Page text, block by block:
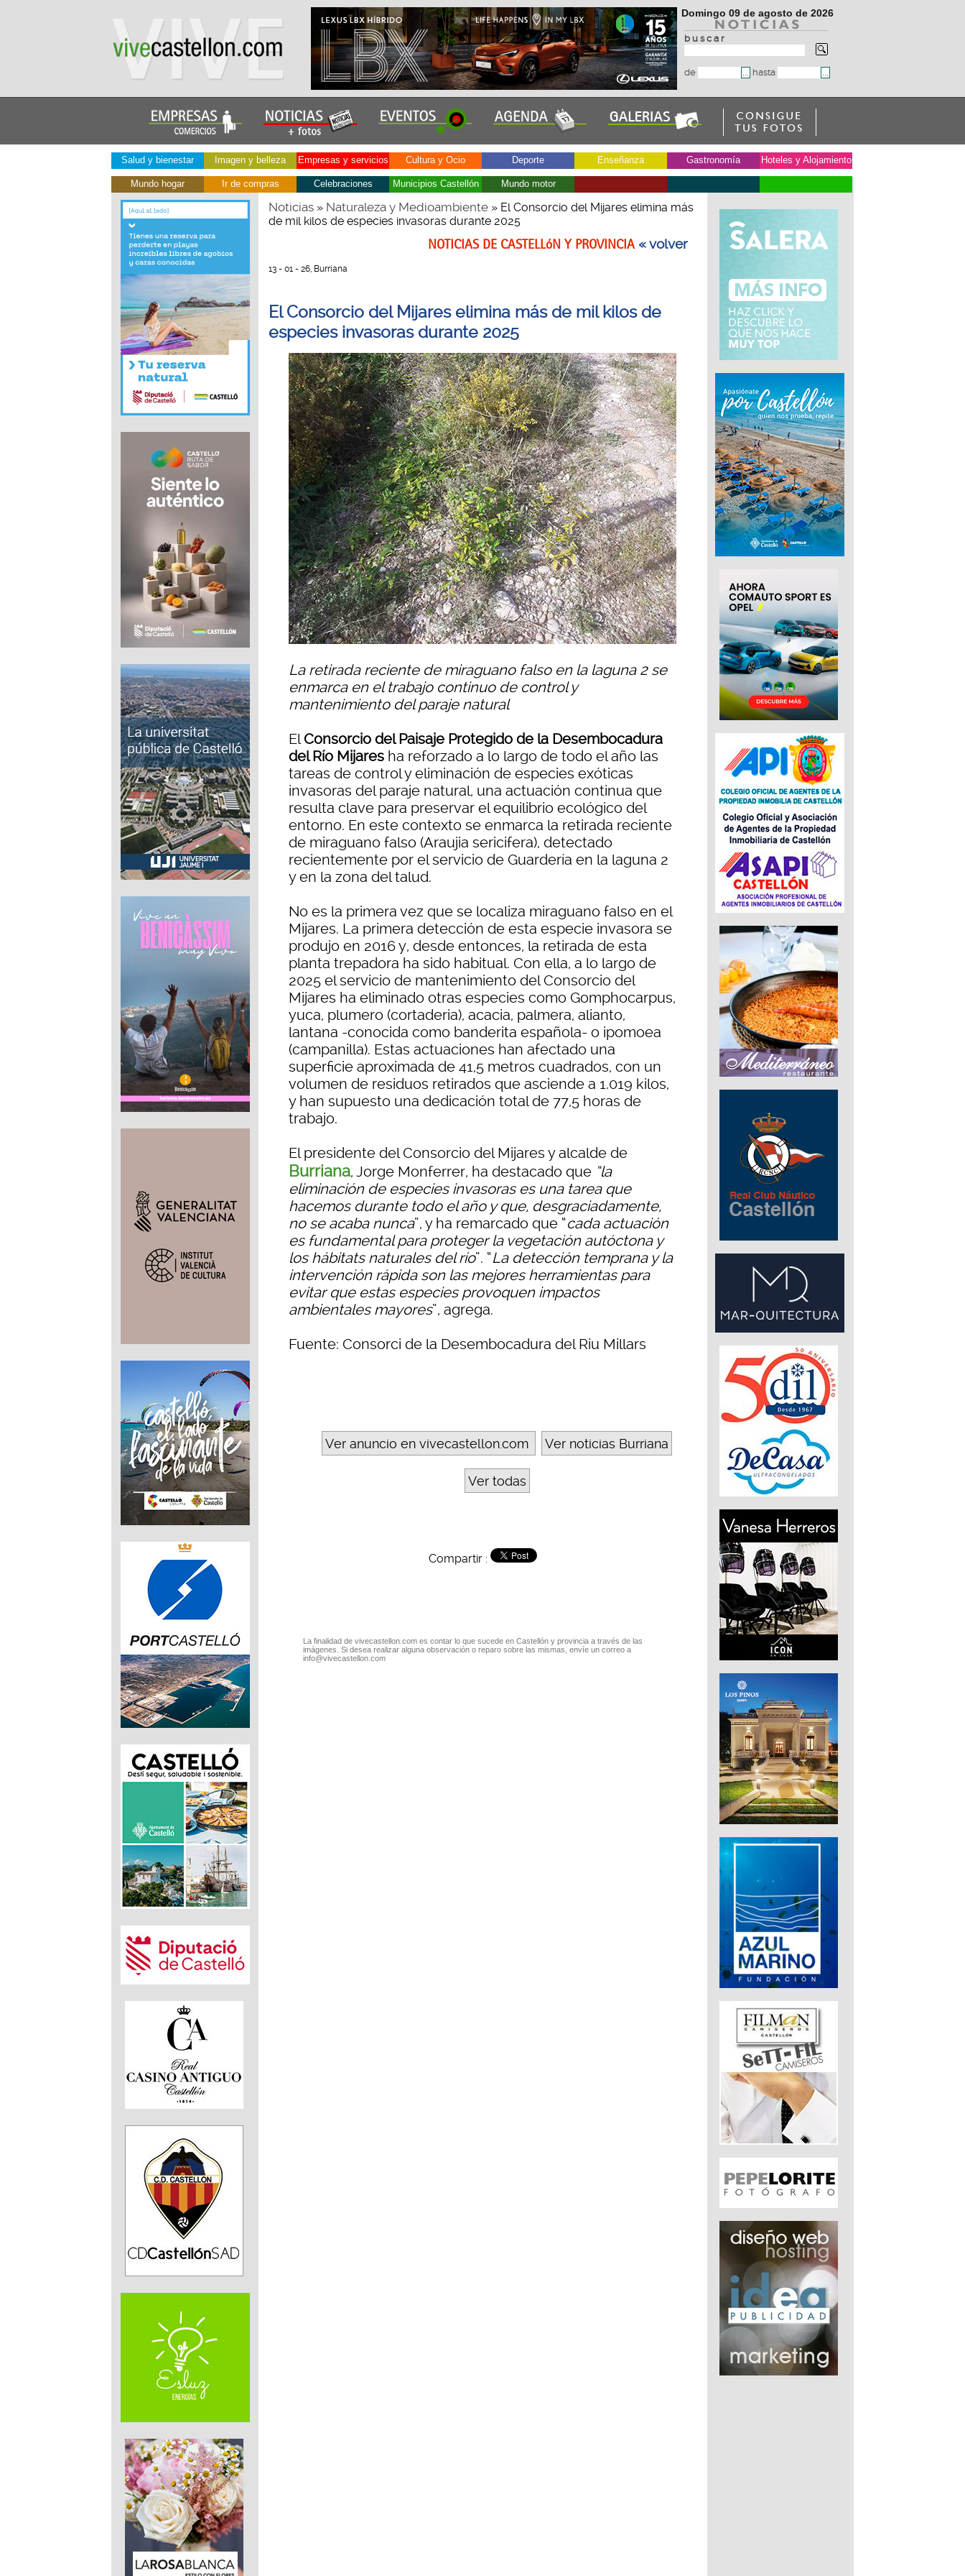
Domingo 09 de agosto de 2026
b u s c a r
de hasta
Salud y bienestar Imagen y belleza Empresas y servicios Cultura y Ocio Deporte Enseñanza Gastronomía Hoteles y Alojamiento
Mundo hogar Ir de compras Celebraciones Municipios Castellón Mundo motor
Noticias» Naturaleza y Medioambiente» El Consorcio del Mijares elimina más
de mil kilos de especies invasoras durante 2025
NOTICIAS DE CASTELLóN Y PROVINCIA« volver
13 - 01 - 26, Burriana
El Consorcio del Mijares elimina más de mil kilos de
especies invasoras durante 2025
La retirada reciente de miraguano falso en la laguna 2 se
enmarca en el trabajo continuo de control y
mantenimiento del paraje natural
ElConsorcio del Paisaje Protegido de la Desembocadura
del Río Mijares ha reforzado a lo largo de todo el año las
tareas de control y eliminación de especies exóticas
invasoras del paraje natural, una actuación continua que
resulta clave para preservar el equilibrio ecológico del
entorno. En este contexto se enmarca la retirada reciente
de miraguano falso (Araujia sericifera), detectado
recientemente por el servicio de Guardería en la laguna 2
y en la zona del talud.
No es la primera vez que se localiza miraguano falso en el
Mijares. La primera detección de esta especie invasora se
produjo en 2016 y, desde entonces, la retirada de esta
planta trepadora ha sido habitual. Con ella, a lo largo de
2025 el servicio de mantenimiento del Consorcio del
Mijares ha eliminado otras especies como Gomphocarpus,
yuca, plumero (cortaderia), acacia, palmera, alianto,
lantana -conocida como banderita española- o ipomoea
(campanilla). Estas actuaciones han afectado una
superficie aproximada de 41,5 metros cuadrados, con un
volumen de residuos retirados que asciende a 1.019 kilos,
y han supuesto una dedicación total de 77,5 horas de
trabajo.
El presidente del Consorcio del Mijares y alcalde de
Burriana, Jorge Monferrer, ha destacado que “la
eliminación de especies invasoras es una tarea que
hacemos durante todo el año y que, desgraciadamente,
no se acaba nunca”, y ha remarcado que “cada actuación
es fundamental para proteger la vegetación autóctona y
los hábitats naturales del río”. “La detección temprana y la
intervención rápida son las mejores herramientas para
evitar que estas especies provoquen impactos
ambientales mayores”, agrega.
Fuente: Consorci de la Desembocadura del Riu Millars
Ver anuncio en vivecastellon.com Ver noticias Burriana
Ver todas
Compartir :
La finalidad de vivecastellon.com es contar lo que sucede en Castellón y provincia a través de las
imágenes. Si desea realizar alguna observación o reparo sobre las mismas, envíe un correo a
info@vivecastellon.com